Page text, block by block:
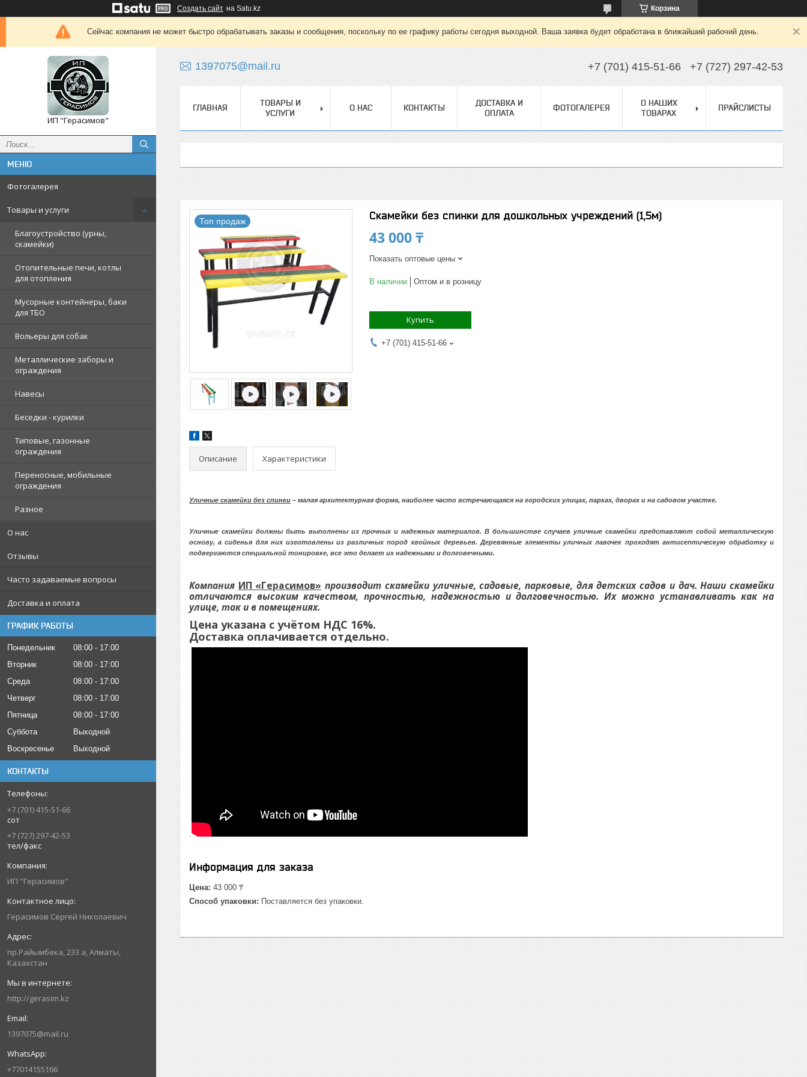
Создать сайт на Satu.kz Корзина
Сейчас компания не может быстро обрабатывать заказы и сообщения, поскольку по ее графику работы сегодня выходной. Ваша заявка будет обработана в ближайший рабочий день.
ИП "Герасимов"
Фотогалерея
Товары и услуги
Благоустройство (урны,
скамейки)
Отопительные печи, котлы
для отопления
Мусорные контейнеры, баки
для ТБО
Вольеры для собак
Металлические заборы и
ограждения
Навесы
Беседки - курилки
Типовые, газонные
ограждения
Переносные, мобильные
ограждения
Разное
О нас
Отзывы
Часто задаваемые вопросы
Доставка и оплата
ГРАФИК РАБОТЫ
Понедельник 08:00
17:00
Вторник
08:00
17:00
Среда
08:00
17:00
Четверг
08:00
17:00
Пятница
08:00
17:00
Суббота
Выходной
Воскресенье
Выходной
КОНТАКТЫ
+7 (701) 415-51-66
сот
+7 (727) 297-42-53
тел/факс
ИП "Герасимов"
Герасимов Сергей Николаевич
пр.Райымбека, 233 а, Алматы,
Казахстан
http://gerasim.kz
1397075@mail.ru
+77014155166
1397075@mail.ru +7 (701) 415-51-66 +7 (727) 297-42-53
ГЛАВНАЯ
ТОВАРЫ И
УСЛУГИ
О НАС КОНТАКТЫ
ДОСТАВКА И
ОПЛАТА
ФОТОГАЛЕРЕЯ
О НАШИХ
ТОВАРАХ
ПРАЙСЛИСТЫ
Топ продаж Скамейки без спинки для дошкольных учреждений (1,5м)
43 000 ₸
Показать оптовые цены
В наличии Оптом и в розницу
Купить
+7 (701) 415-51-66
Описание Характеристики
Уличные скамейки без спинки – малая архитектурная форма, наиболее часто встречающаяся на городских улицах, парках, дворах и на садовом участке.
Уличные скамейки должны быть выполнены из прочных и надежных материалов. В большинстве случаев уличные скамейки представляют собой металлическую
основу, а сиденья для них изготовлены из различных пород хвойных деревьев. Деревянные элементы уличных лавочек проходят антисептическую обработку и
подвергаются специальной тонировке, все это делает их надежными и долговечными.
Компания ИП «Герасимов» производит скамейки уличные, садовые, парковые, для детских садов и дач. Наши скамейки
отличаются высоким качеством, прочностью, надежностью и долговечностью. Их можно устанавливать как на
улице, так и в помещениях.
Цена указана с учётом НДС 16%.
Доставка оплачивается отдельно.
.
Информация для заказа
Цена: 43 000 ₸
Способ упаковки: Поставляется без упаковки.